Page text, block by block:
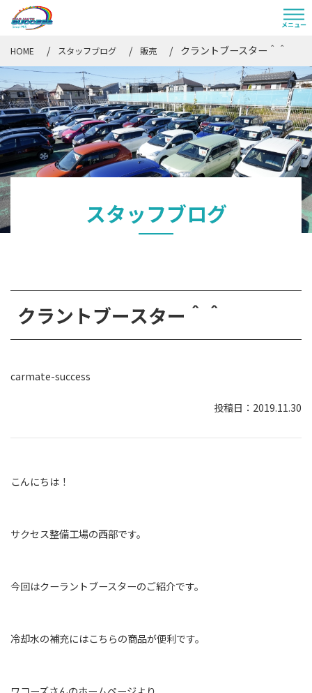
HOME スタッフブログ 販売 クラントブースター＾＾
スタッフブログ
クラントブースター＾＾
carmate-success
2019.11.30
こんにちは！
サクセス整備工場の西部です。
今回はクーラントブースターのご紹介です。
冷却水の補充にはこちらの商品が便利です。